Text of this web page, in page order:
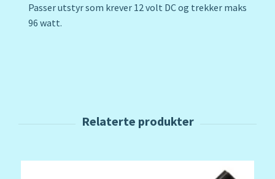
Passer utstyr som krever 12 volt DC og trekker maks
96 watt.